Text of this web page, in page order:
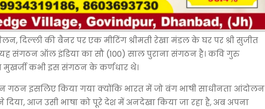
दिल्ली की बैनर पर एक मीटिंग श्रीमती रेखा मंडल के घर पर श्री सुजीत
संगठन ऑल इंडिया का सौ (100) साल पुराना संगठन है। कवि गुरु
मुखर्जी कभी इस संगठन के कर्णधार थे।
गठन इसलिए किया गया क्योंकि भारत में जो बंग भाषी साधीनता आंदोलन
आज उसी भाषा को पूरे देश में अनदेखा किया जा रहा है, अब अपना